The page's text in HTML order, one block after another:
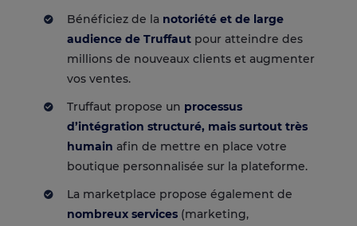
Bénéficiez de la notoriété et de large
audience de Truffaut pour atteindre des
millions de nouveaux clients et augmenter
vos ventes.
Truffaut propose un processus
d’intégration structuré, mais surtout très
humain afin de mettre en place votre
boutique personnalisée sur la plateforme.
La marketplace propose également de
nombreux services (marketing,